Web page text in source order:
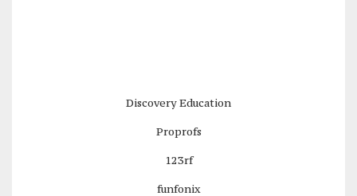
Discovery Education
Proprofs
123rf
funfonix